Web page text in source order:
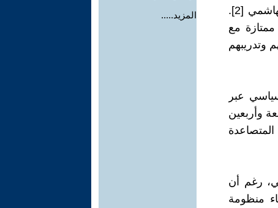
وقيادة مديريات واقسام هيئة الحشد الشعبي» بحسب الباحث هشام الهاشمي [2].
مع
وتدريبهم
عبر
وأربعين
رغم أن
منظومة
المزيد.....